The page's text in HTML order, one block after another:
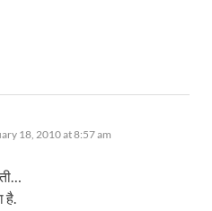
18, 2010 at 8:57 am
है.